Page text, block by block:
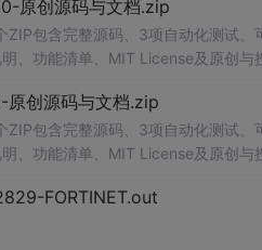
原创源码与文档.zip
包含完整源码、3项自动化测试
、功能清单、MIT License及原创
适合前端开发、AI应用工程、测试
创源码与文档.zip
包含完整源码、3项自动化测试
、功能清单、MIT License及原创
适合前端开发、AI应用工程、测试
FORTINET.out